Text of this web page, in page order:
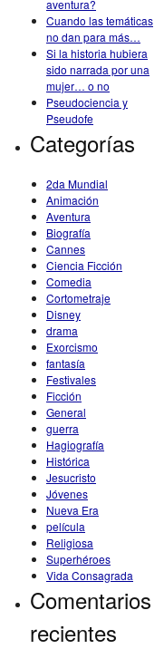
aventura?
Cuando las temáticas
no dan para más…
Si la historia hubiera
sido narrada por una
mujer… o no
Pseudociencia y
Pseudofe
Categorías
2da Mundial
Animación
Aventura
Biografía
Cannes
Ciencia Ficción
Comedia
Cortometraje
Disney
drama
Exorcismo
fantasía
Festivales
Ficción
General
guerra
Hagiografía
Histórica
Jesucristo
Jóvenes
Nueva Era
película
Religiosa
Superhéroes
Vida Consagrada
Comentarios
recientes